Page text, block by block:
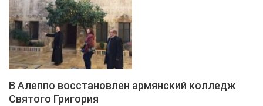
В Алеппо восстановлен армянский колледж
Святого Григория